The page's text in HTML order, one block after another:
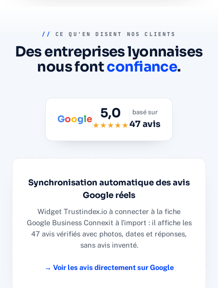
// CE QU'EN DISENT NOS CLIENTS
Des entreprises lyonnaises
nous fontconfiance.
Google 5,0
★★★★★
basé sur
47 avis
Synchronisation automatique des avis
Google réels
Widget Trustindex.io à connecter à la fiche
Google Business Connexit à l'import : il affiche les
47 avis vérifiés avec photos, dates et réponses,
sans avis inventé.
→ Voir les avis directement sur Google